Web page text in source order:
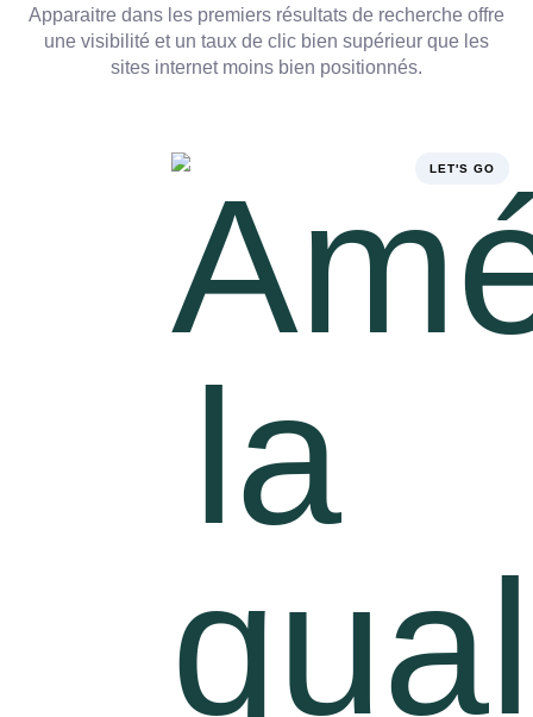
Apparaitre dans les premiers résultats de recherche offre
une visibilité et un taux de clic bien supérieur que les
sites internet moins bien positionnés.
LET'S GO